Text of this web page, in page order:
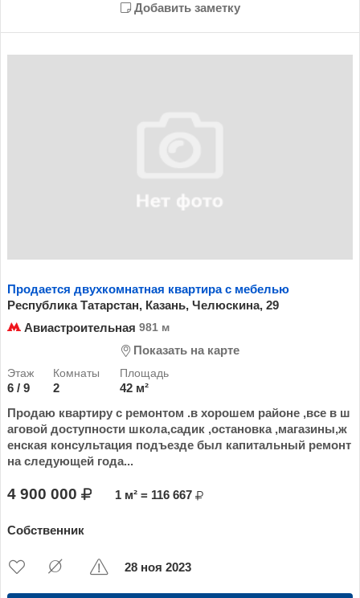
Добавить заметку
Продается двухкомнатная квартира с мебелью
Республика Татарстан, Казань, Челюскина, 29
Авиастроительная 981 м
Показать на карте
6 / 9 2
42 м²
Продаю квартиру с ремонтом .в хорошем районе ,все в ш
аговой доступности школа,садик ,остановка ,магазины,ж
енская консультация подъезде был капитальный ремонт
на следующей года...
4 900 000 1 м² = 116 667
Собственник
28 ноя 2023